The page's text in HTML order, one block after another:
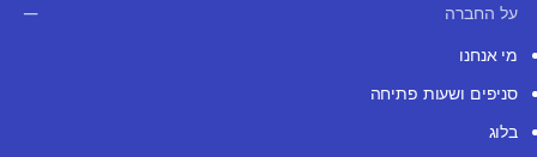
על החברה
מי אנחנו
סניפים ושעות פתיחה
בלוג